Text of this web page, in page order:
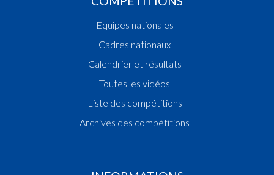
Equipes nationales
Cadres nationaux
Calendrier et résultats
Toutes les vidéos
Liste des compétitions
Archives des compétitions